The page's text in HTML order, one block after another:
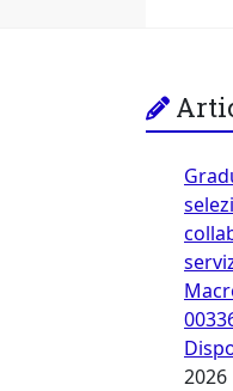
Tor
2026